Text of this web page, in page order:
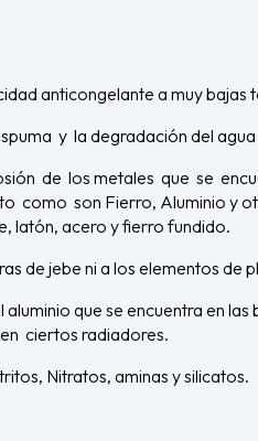
anticongelante a muy bajas
y la degradación del
de los metales que se
como son Fierro, Aluminio y
latón, acero y fierro fundido.
de jebe ni a los elementos de
que se encuentra en las
ciertos radiadores.
Nitratos, aminas y silicatos.